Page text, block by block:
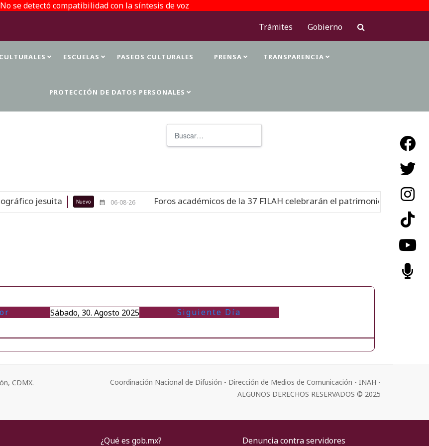
No se detectó compatibilidad con la síntesis de voz
Trámites
Gobierno
ESCUELAS PASEOS CULTURALES PRENSA TRANSPARENCIA
PROTECCIÓN DE DATOS PERSONALES
jesuita Nuevo 06-08-26 Foros académicos de la 37 FILAH celebrarán el patrimonio cultural Nuevo
Sábado, 30. Agosto 2025 Siguiente Día
CDMX.
Coordinación Nacional de Difusión - Dirección de Medios de Comunicación - INAH -
ALGUNOS DERECHOS RESERVADOS © 2025
¿Qué es gob.mx?
Denuncia contra servidores